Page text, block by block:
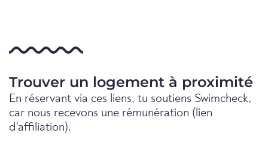
Trouver un logement à proximité
En réservant via ces liens, tu soutiens Swimcheck,
car nous recevons une rémunération (lien
d'affiliation).